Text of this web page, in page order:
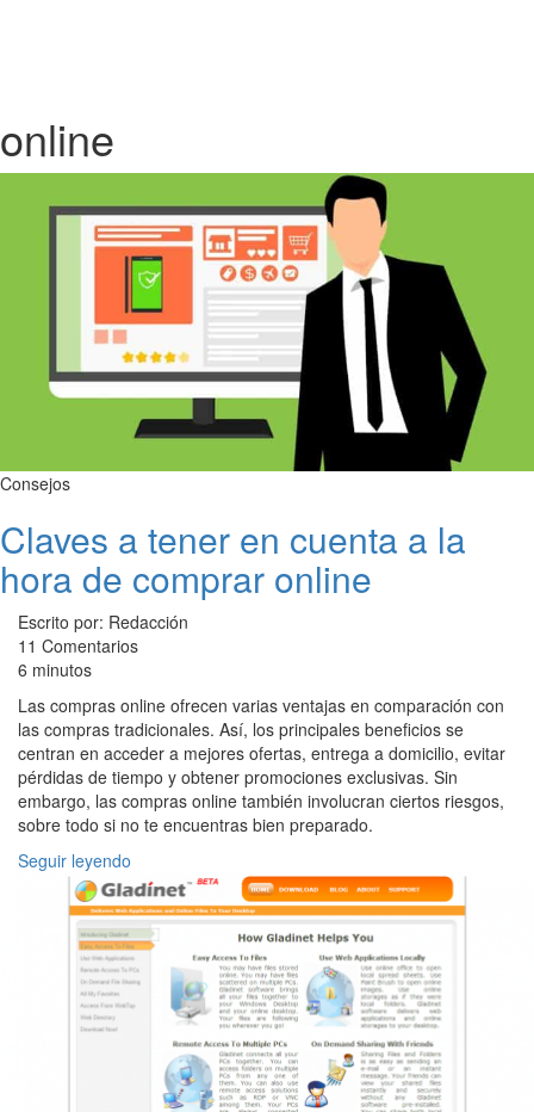
online
Consejos
Claves a tener en cuenta a la
hora de comprar online
Escrito por: Redacción
11 Comentarios
6 minutos
Las compras online ofrecen varias ventajas en comparación con
las compras tradicionales. Así, los principales beneficios se
centran en acceder a mejores ofertas, entrega a domicilio, evitar
pérdidas de tiempo y obtener promociones exclusivas. Sin
embargo, las compras online también involucran ciertos riesgos,
sobre todo si no te encuentras bien preparado.
Seguir leyendo